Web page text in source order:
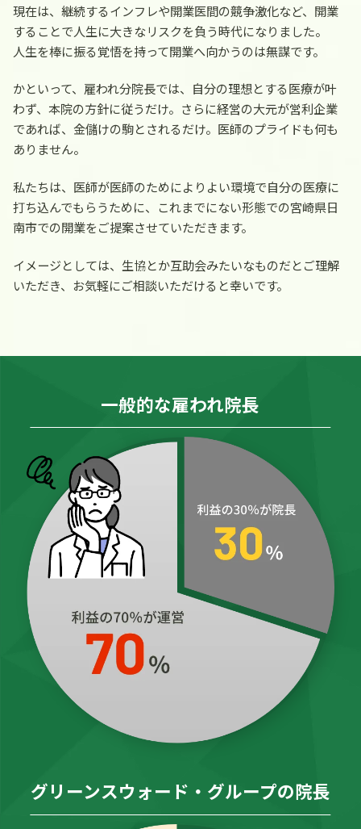
現在は、継続するインフレや開業医間の競争激化など、開業
することで人生に大きなリスクを負う時代になりました。
人生を棒に振る覚悟を持って開業へ向かうのは無謀です。
かといって、雇われ分院長では、自分の理想とする医療が叶
わず、本院の方針に従うだけ。さらに経営の大元が営利企業
であれば、金儲けの駒とされるだけ。医師のプライドも何も
ありません。
私たちは、医師が医師のためによりよい環境で自分の医療に
打ち込んでもらうために、これまでにない形態での宮崎県日
南市での開業をご提案させていただきます。
イメージとしては、生協とか互助会みたいなものだとご理解
いただき、お気軽にご相談いただけると幸いです。
一般的な雇われ院長
グリーンスウォード・グループの院長